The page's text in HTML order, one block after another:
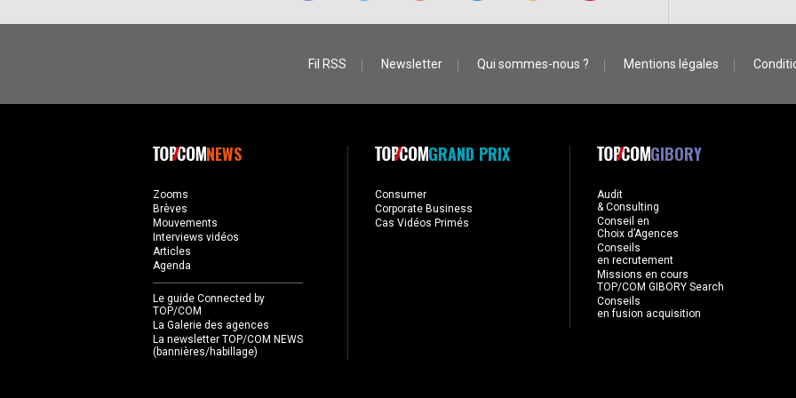
Fil RSS Newsletter Qui sommes-nous ? Mentions légales
NEWS
Zooms
Brèves
Mouvements
Interviews vidéos
Articles
Agenda
Le guide Connected by
TOP/COM
La Galerie des agences
La newsletter TOP/COM NEWS
(bannières/habillage)
GRAND PRIX
Consumer
Corporate Business
Cas Vidéos Primés
GIBORY
Audit
& Consulting
Conseil en
Choix d’Agences
Conseils
en recrutement
Missions en cours
TOP/COM GIBORY Search
Conseils
en fusion acquisition